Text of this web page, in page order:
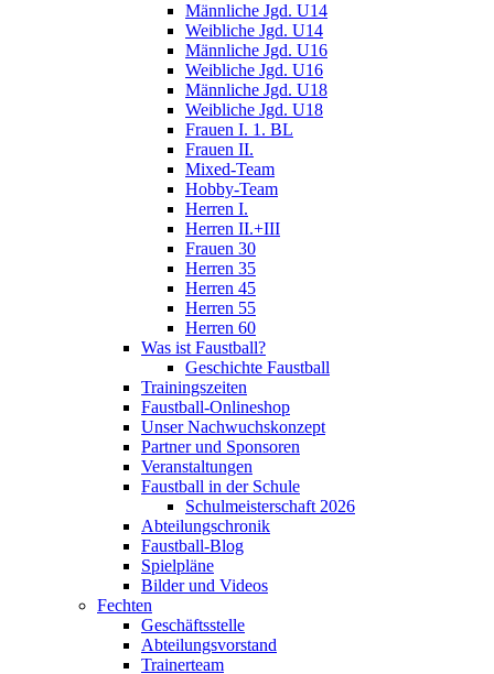
Männliche Jgd. U14
Weibliche Jgd. U14
Männliche Jgd. U16
Weibliche Jgd. U16
Männliche Jgd. U18
Weibliche Jgd. U18
Frauen I. 1. BL
Frauen II.
Mixed-Team
Hobby-Team
Herren I.
Herren II.+III
Frauen 30
Herren 35
Herren 45
Herren 55
Herren 60
Was ist Faustball?
Geschichte Faustball
Trainingszeiten
Faustball-Onlineshop
Unser Nachwuchskonzept
Partner und Sponsoren
Veranstaltungen
Faustball in der Schule
Schulmeisterschaft 2026
Abteilungschronik
Faustball-Blog
Spielpläne
Bilder und Videos
Fechten
Geschäftsstelle
Abteilungsvorstand
Trainerteam